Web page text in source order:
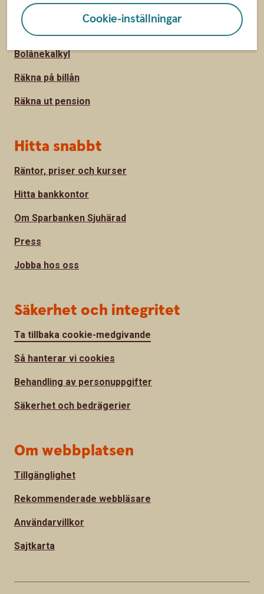
Cookie-inställningar
Ränta-på-ränta-kalkylator
Sparkalkylator
Bolånekalkyl
Räkna på billån
Räkna ut pension
Hitta snabbt
Räntor, priser och kurser
Hitta bankkontor
Om Sparbanken Sjuhärad
Press
Jobba hos oss
Säkerhet och integritet
Ta tillbaka cookie-medgivande
Så hanterar vi cookies
Behandling av personuppgifter
Säkerhet och bedrägerier
Om webbplatsen
Tillgänglighet
Rekommenderade webbläsare
Användarvillkor
Sajtkarta